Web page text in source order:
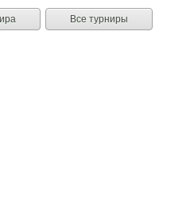
Все турниры